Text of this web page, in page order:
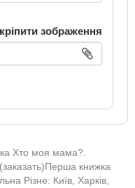
зображення
Хто моя мама?.
книжка
Різне: Київ, Харків,